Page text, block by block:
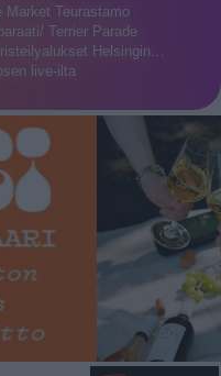
Market Teurastamo
Terrier Parade
Helsingin…
live-ilta